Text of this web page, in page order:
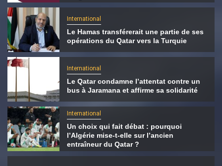
International
Le Hamas transférerait une partie de ses
opérations du Qatar vers la Turquie
International
Le Qatar condamne l’attentat contre un
bus à Jaramana et affirme sa solidarité
International
Un choix qui fait débat : pourquoi
l’Algérie mise-t-elle sur l’ancien
entraîneur du Qatar ?